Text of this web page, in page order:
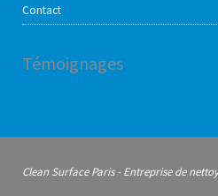
Contact
Témoignages
Clean Surface Paris - Entreprise de